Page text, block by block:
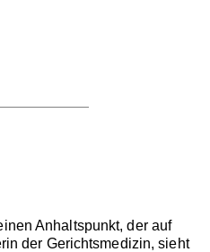
Anhaltspunkt, der auf
der Gerichtsmedizin, sieht